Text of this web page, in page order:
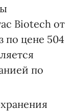
Biotech от
по цене 504
по